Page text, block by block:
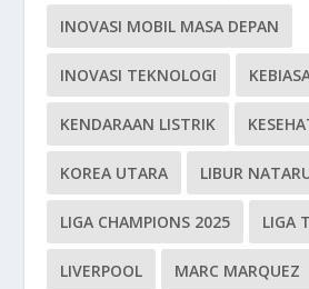
INOVASI MOBIL MASA DEPAN
INOVASI TEKNOLOGI
KENDARAAN LISTRIK
KOREA UTARA LIBUR
LIGA CHAMPIONS 2025 LIGA
LIVERPOOL MARC MARQUEZ